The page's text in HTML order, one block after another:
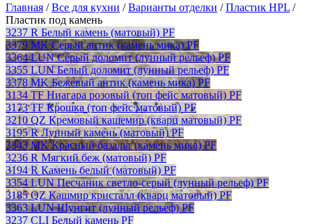
Главная /Все для кухни /Варианты отделки /Пластик HPL /
Пластик под камень
3237 R Белый камень (матовый) PF
3379 MK Серый антик (камень мика) PF
3364 LUN Серый доломит (лунный рельеф) PF
3355 LUN Белый доломит (лунный рельеф) PF
3378 MK Бежевый антик (камень мика) PF
3134 TF Ниагара розовый (топ фейс матовый) PF
3173 TF Крошка (топ фейс матовый) PF
3210 QZ Кремовый кашемир (кварц матовый) PF
3195 R Лунный камень (матовый) PF
3343 MK Красный базальт (камень мика) PF
3236 R Мягкий беж (матовый) PF
3194 R Камень белый (матовый) PF
3354 LUN Песчаник светло-серый (лунный рельеф) PF
3185 QZ Кашмир кристалл (кварц матовый) PF
3363 LUN Шунгит (лунный рельеф) PF
3237 CLI Белый камень PF